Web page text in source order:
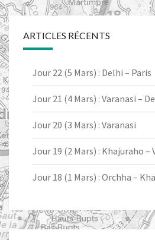
ARTICLES RÉCENTS
Jour 22 (5 Mars) : Delhi – Paris
Jour 21 (4 Mars) : Varanasi –
Jour 20 (3 Mars) : Varanasi
Jour 19 (2 Mars) : Khajuraho –
Jour 18 (1 Mars) : Orchha –